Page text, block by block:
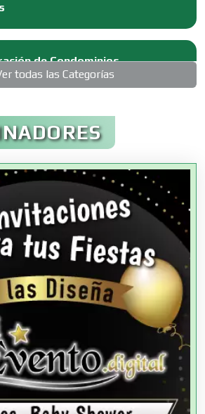
de Condominios
de Empresas
Autos
Cobranza
Colocación
Modelos
todas las Categorías